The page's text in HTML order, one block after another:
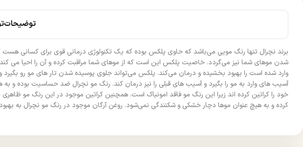
توضیحات
برند نچرال تنها رنگ مویی می‌باشد که حاوی پلکس بوده که یک تکنولوژی درمانی قوی برای کسانی
شدن موهای شما نیز می‌گردد. خاصیت پلکس این است که از موهای شما مراقبت کرده و آن را احیا می
آسیب های وارد به مو را بگیرد و آسیب های قبلی را نیز درمان کند. رنگ مو نچرال ضد حساسیت بوده
خود را کراتین کرده اند زیرا این رنگ مو فاقد امونیاک است. همچنین کراتین موجود در این رنگ مو
کرده و به هیچ عنوان موها دچار خشکی و شکنندگی نمی‌شود. روغن آرگان موجود در رنگ مو نچرال به